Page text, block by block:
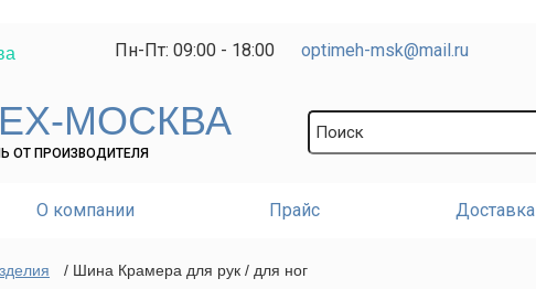
Пн-Пт: 09:00 - 18:00 optimeh-msk@mail.ru
МОСКВА
ОТ ПРОИЗВОДИТЕЛЯ
О компании Прайс Доставка
/ Шина Крамера для рук / для ног